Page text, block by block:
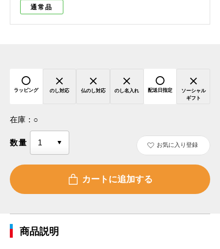
通常品
ラッピング のし対応 仏のし対応 のし名入れ 配送日指定
ソーシャル
ギフト
在庫： ○
数量 お気に入り登録
商品説明